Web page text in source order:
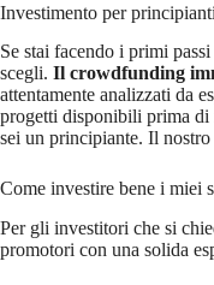
Investimento per
Se stai facendo i primi
scegli. Il crowdfunding
attentamente analizzati da
progetti disponibili prima di
sei un principiante. Il
Come investire bene i miei
Per gli investitori che si
promotori con una solida